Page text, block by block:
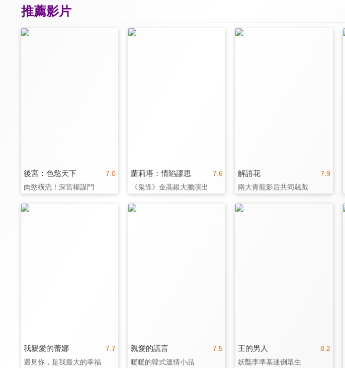
推薦影片
7.0
後宮：色慾天下
肉慾橫流！深宮權謀鬥
7.6
蘿莉塔：情陷謬思
《鬼怪》金高銀大膽演出
7.9
解語花
兩大青龍影后共同飆戲
7.7
我親愛的蕾娜
遇見你，是我最大的幸福
7.5
親愛的謊言
暖暖的韓式溫情小品
8.2
王的男人
妖豔李準基迷倒眾生